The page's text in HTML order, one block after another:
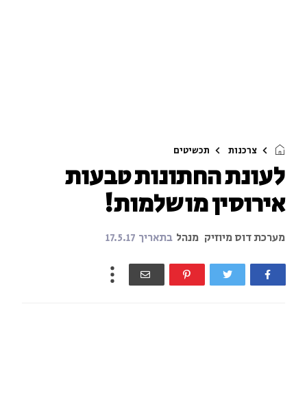
צרכנות תכשיטים
לעונת החתונות טבעות
אירוסין מושלמות!
מערכת דוס מיוזיק מנהל בתאריך 17.5.17